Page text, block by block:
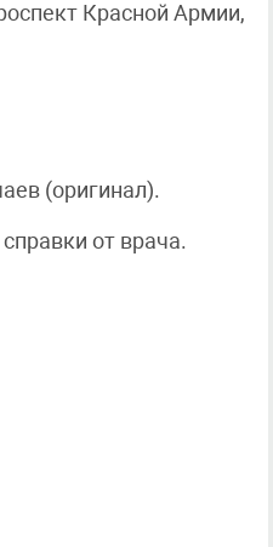
Красной Армии,
(оригинал).
от врача.